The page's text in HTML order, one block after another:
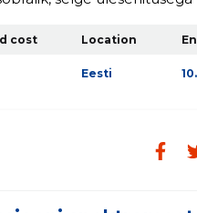
peamine eesmärk on
võimalikult kiiresti ja
raames, mida
cost Location
Eesti